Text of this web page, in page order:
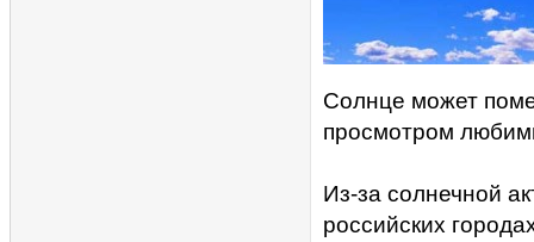
Солнце может
просмотром
Из-за солнечной
российских